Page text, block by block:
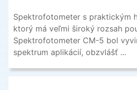
Spektrofotometer s praktickým
ktorý má veľmi široký rozsah
Spektrofotometer CM-5 bol
spektrum aplikácií, obzvlášť ...